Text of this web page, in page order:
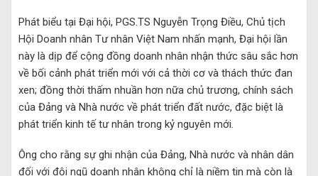
Phát biểu tại Đại hội, PGS.TS Nguyễn Trọng Điều, Chủ tịch
Hội Doanh nhân Tư nhân Việt Nam nhấn mạnh, Đại hội lần
này là dịp để cộng đồng doanh nhân nhận thức sâu sắc hơn
về bối cảnh phát triển mới với cả thời cơ và thách thức đan
xen; đồng thời thấm nhuần hơn nữa chủ trương, chính sách
của Đảng và Nhà nước về phát triển đất nước, đặc biệt là
phát triển kinh tế tư nhân trong kỷ nguyên mới.
Ông cho rằng sự ghi nhận của Đảng, Nhà nước và nhân dân
đối với đội ngũ doanh nhân không chỉ là niềm tin mà còn là